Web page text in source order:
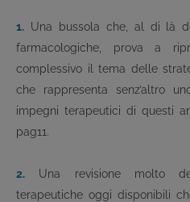
1. Una bussola che, al di là
farmacologiche, prova a
complessivo il tema delle
che rappresenta senz’altro
impegni terapeutici di questi
pag11.
2. Una revisione molto
terapeutiche oggi disponibili